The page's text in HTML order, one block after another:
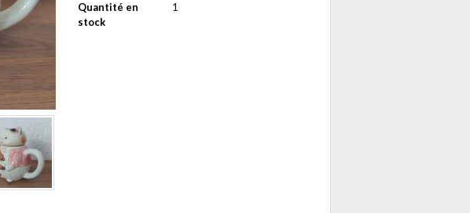
Quantité en
stock
1